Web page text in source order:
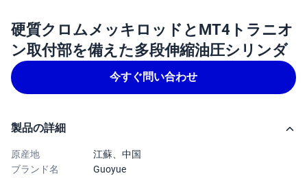
硬質クロムメッキロッドとMT4トラニオ
ン取付部を備えた多段伸縮油圧シリンダ
今すぐ問い合わせ
製品の詳細
原産地
江蘇、中国
ブランド名
Guoyue